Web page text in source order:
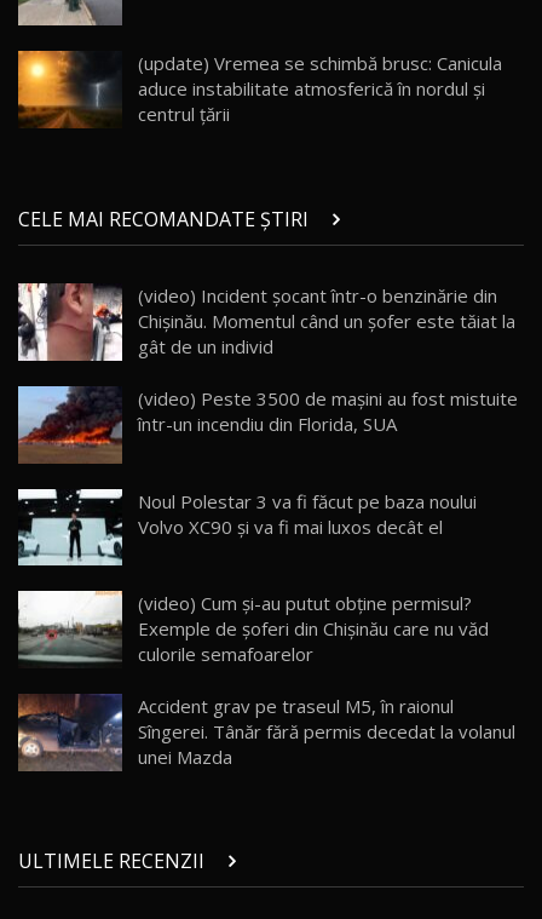
AutoBlog.MD
23:36
20
Noul ZEEKR 7X / Test Drive AutoBlog.MD
29:08
21
AutoBlog.MD
16:59
22
Noua Mazda 6e / Test Drive AutoBlog.MD
26:59
23
Lynk & Co 01 / Test Drive AutoBlog.MD
25:19
24
ZEEKR 009: Cel mai Performant și Confortabil
Van Electric Testat în Moldova / AutoBlog.MD
26:38
mai Exclusiv și Puternic Defender Testat în
Moldova
32:21
26
AutoBlog.MD
10:57
28
Noul Geely Monjaro 2025! Mai ieftin și mai
dotat / Test Drive AutoBlog.MD
(update) Vremea se schimbă brusc: Canicula
aduce instabilitate atmosferică în nordul și
centrul țării
CELE MAI RECOMANDATE ȘTIRI
(video) Incident şocant într-o benzinărie din
Chişinău. Momentul când un şofer este tăiat la
gât de un individ
(video) Peste 3500 de maşini au fost mistuite
într-un incendiu din Florida, SUA
Noul Polestar 3 va fi făcut pe baza noului
Volvo XC90 şi va fi mai luxos decât el
(video) Cum şi-au putut obţine permisul?
Exemple de şoferi din Chişinău care nu văd
culorile semafoarelor
Accident grav pe traseul M5, în raionul
Sîngerei. Tânăr fără permis decedat la volanul
unei Mazda
ULTIMELE RECENZII